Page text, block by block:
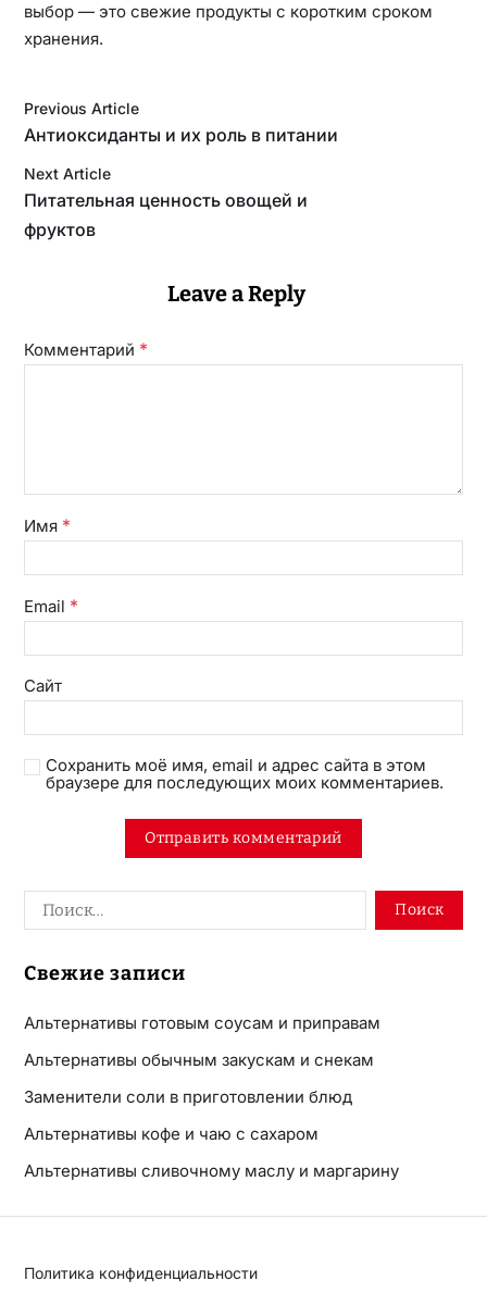
выбор — это свежие продукты с коротким сроком
хранения.
Previous Article
Антиоксиданты и их роль в питании
Next Article
Питательная ценность овощей и
фруктов
Leave a Reply
Комментарий *
Имя *
Email *
Сайт
Сохранить моё имя, email и адрес сайта в этом
браузере для последующих моих комментариев.
Свежие записи
Альтернативы готовым соусам и приправам
Альтернативы обычным закускам и снекам
Заменители соли в приготовлении блюд
Альтернативы кофе и чаю с сахаром
Альтернативы сливочному маслу и маргарину
Политика конфиденциальности